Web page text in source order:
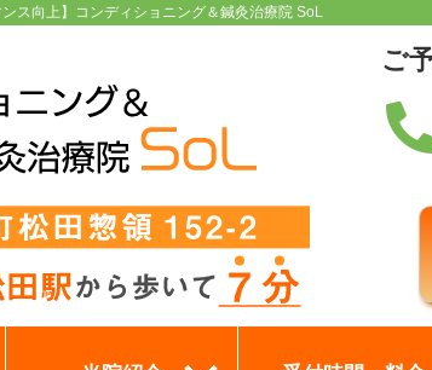
ス向上】コンディショニング＆鍼灸治療院 SoL
ご